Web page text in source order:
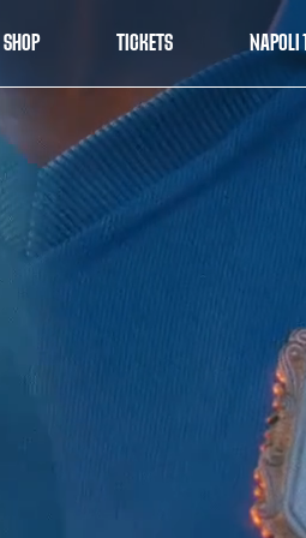
SHOP TICKETS NAPOLI